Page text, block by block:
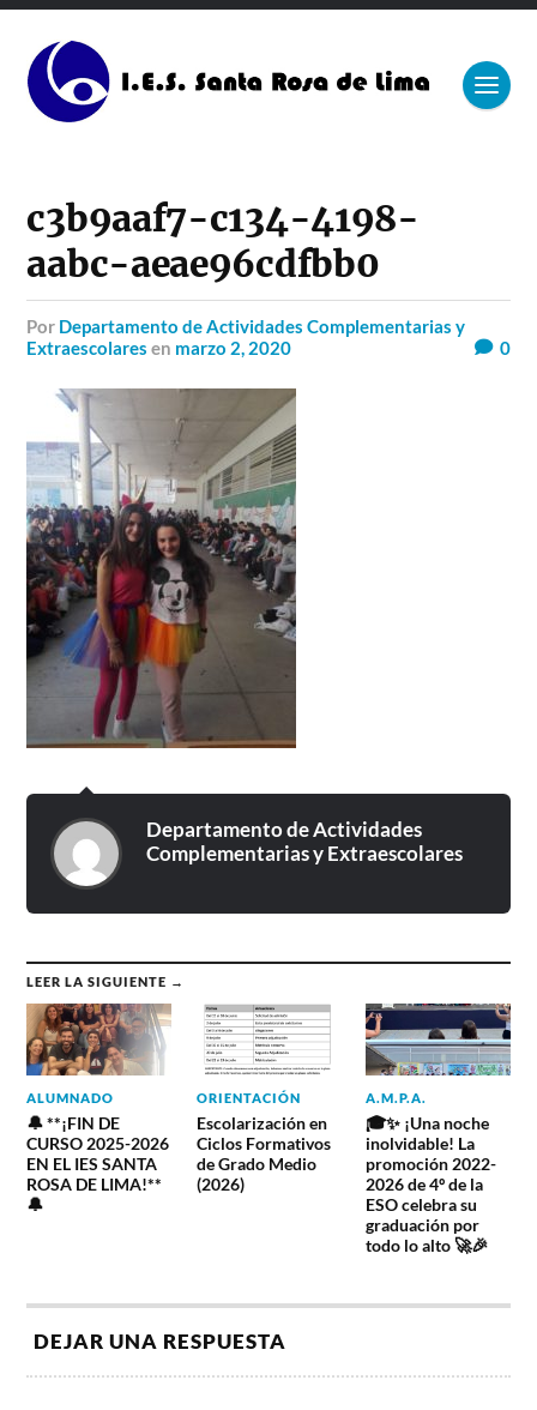
c3b9aaf7-c134-4198-
aabc-aeae96cdfbb0
por Departamento de Actividades Complementarias y
Extraescolares en marzo 2, 2020 0
Departamento de Actividades
Complementarias y Extraescolares
LEER LA SIGUIENTE →
ALUMNADO
🔔 **¡FIN DE
CURSO 2025-2026
EN EL IES SANTA
ROSA DE LIMA!**
🔔
ORIENTACIÓN
Escolarización en
Ciclos Formativos
de Grado Medio
(2026)
A.M.P.A.
🎓✨ ¡Una noche
inolvidable! La
promoción 2022-
2026 de 4º de la
ESO celebra su
graduación por
todo lo alto 🚀🎉
DEJAR UNA RESPUESTA